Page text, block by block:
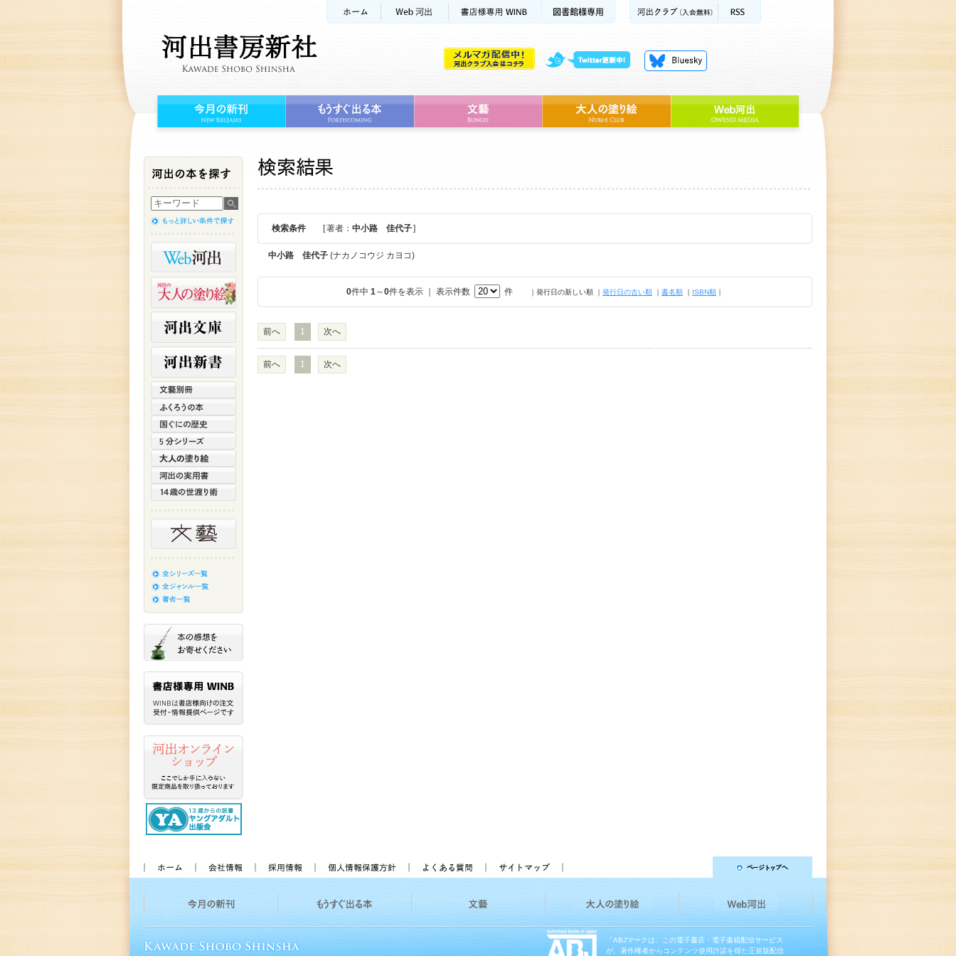
検索条件 [ 著者： 中小路 佳代子]
中小路 佳代子 (ナカノコウジ カヨコ)
0件中 1～0件を表示 ｜ 表示件数 件 ｜発行日の新しい順 ｜ 発行日の古い順 ｜ 書名順 ｜ ISBN順 ｜
前へ 1 次へ
前へ 1 次へ
「ABJマークは、この電子書店・電子書籍配信サービス
が、著作権者からコンテンツ使用許諾を得た正規版配信